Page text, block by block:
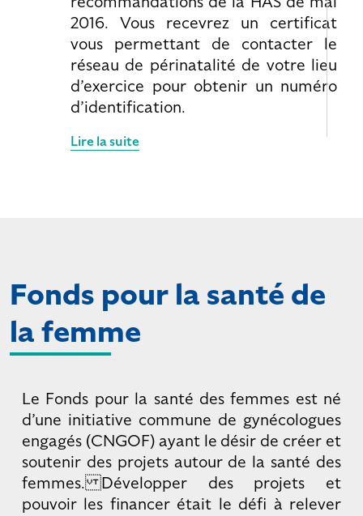
2016. Vous recevrez un certificat
vous permettant de contacter le
réseau de périnatalité de votre lieu
d’exercice pour obtenir un numéro
d’identification.
Lire la suite
Fonds pour la santé de
la femme
Le Fonds pour la santé des femmes est né
d’une initiative commune de gynécologues
engagés (CNGOF) ayant le désir de créer et
soutenir des projets autour de la santé des
femmes. Développer des projets et
pouvoir les financer était le défi à relever